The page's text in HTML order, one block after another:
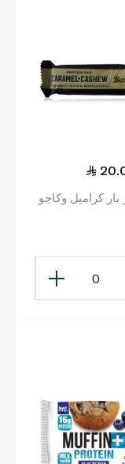
بار كراميل وكاجو
0